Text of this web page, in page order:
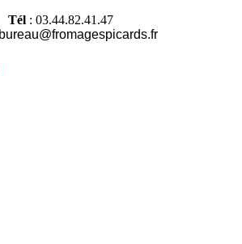
Tél : 03.44.82.41.47
bureau@fromagespicards.fr